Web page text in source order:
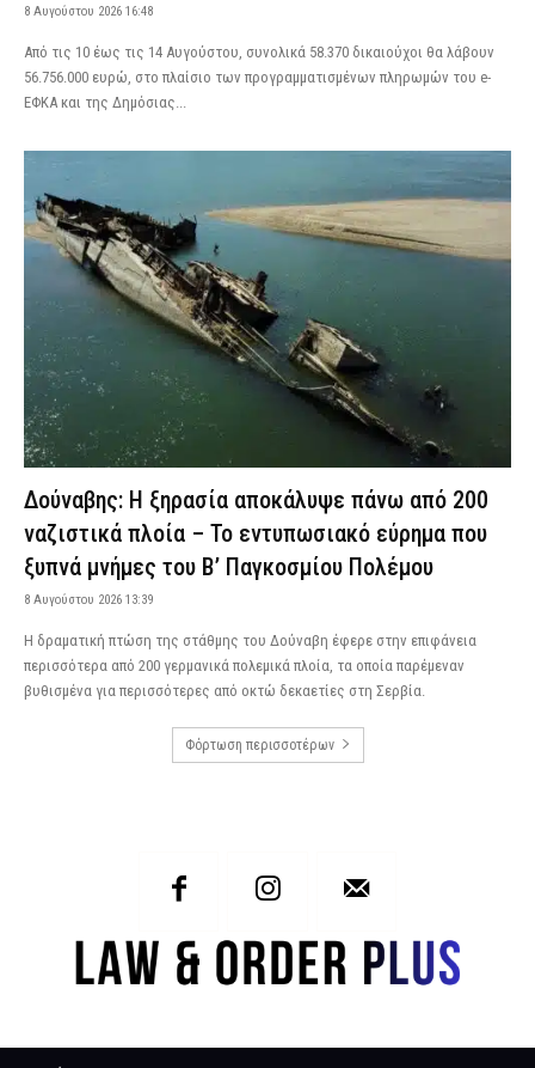
8 Αυγούστου 2026 16:48
Από τις 10 έως τις 14 Αυγούστου, συνολικά 58.370 δικαιούχοι θα λάβουν
56.756.000 ευρώ, στο πλαίσιο των προγραμματισμένων πληρωμών του e-
ΕΦΚΑ και της Δημόσιας...
Δούναβης: Η ξηρασία αποκάλυψε πάνω από 200
ναζιστικά πλοία – Το εντυπωσιακό εύρημα που
ξυπνά μνήμες του Β’ Παγκοσμίου Πολέμου
8 Αυγούστου 2026 13:39
Η δραματική πτώση της στάθμης του Δούναβη έφερε στην επιφάνεια
περισσότερα από 200 γερμανικά πολεμικά πλοία, τα οποία παρέμεναν
βυθισμένα για περισσότερες από οκτώ δεκαετίες στη Σερβία.
Φόρτωση περισσοτέρων